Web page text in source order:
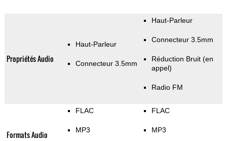
Propriétés Audio
Haut-Parleur
Connecteur 3.5mm
Haut-Parleur
Connecteur 3.5mm
Réduction Bruit (en
appel)
Radio FM
Formats Audio
FLAC
MP3
FLAC
MP3